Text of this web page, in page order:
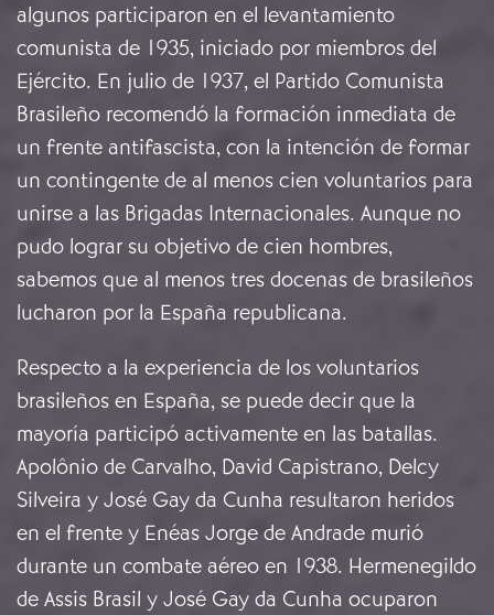
algunos participaron en el levantamiento
comunista de 1935, iniciado por miembros del
Ejército. En julio de 1937, el Partido Comunista
Brasileño recomendó la formación inmediata de
un frente antifascista, con la intención de formar
un contingente de al menos cien voluntarios para
unirse a las Brigadas Internacionales. Aunque no
pudo lograr su objetivo de cien hombres,
sabemos que al menos tres docenas de brasileños
lucharon por la España republicana.
Respecto a la experiencia de los voluntarios
brasileños en España, se puede decir que la
mayoría participó activamente en las batallas.
Apolônio de Carvalho, David Capistrano, Delcy
Silveira y José Gay da Cunha resultaron heridos
en el frente y Enéas Jorge de Andrade murió
durante un combate aéreo en 1938. Hermenegildo
de Assis Brasil y José Gay da Cunha ocuparon